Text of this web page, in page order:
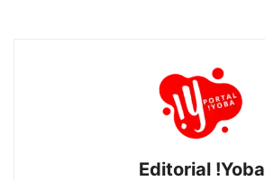
Editorial !Yoba